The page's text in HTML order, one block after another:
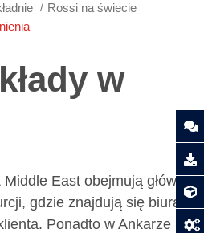
Rossi na świecie
w
East obejmują główną
gdzie znajdują się biura,
Ponadto w Ankarze